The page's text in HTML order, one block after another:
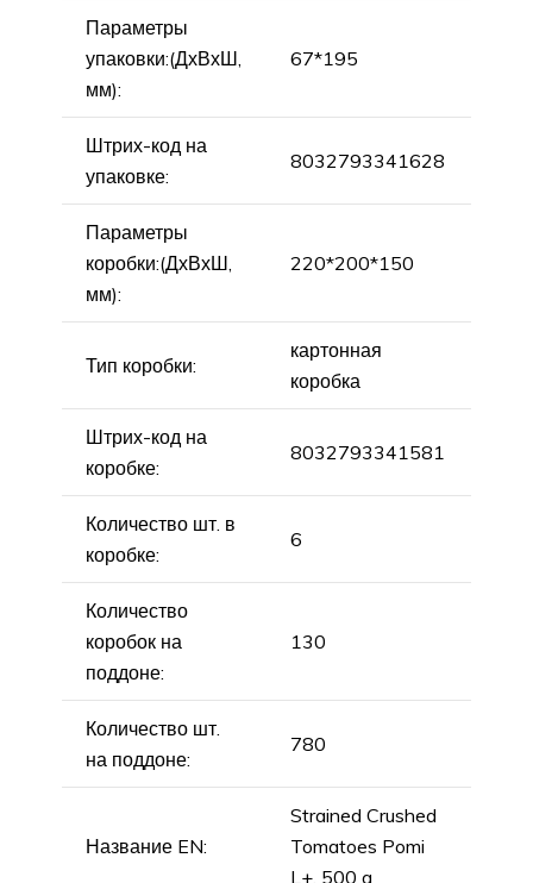
Параметры
упаковки:(ДхВхШ,
мм):
67*195
Штрих-код на
упаковке:
8032793341628
Параметры
коробки:(ДхВхШ,
мм):
220*200*150
Тип коробки:
картонная
коробка
Штрих-код на
коробке:
8032793341581
Количество шт. в
коробке:
6
Количество
коробок на
поддоне:
130
Количество шт.
на поддоне:
780
Название EN:
Strained Crushed
Tomatoes Pomi
L+, 500 g